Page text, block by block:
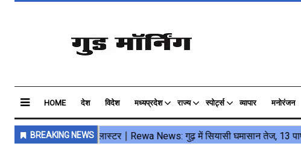
HOME देश विदेश मध्यप्रदेश राज्य स्पोर्ट्स व्यापार मनोरंजन